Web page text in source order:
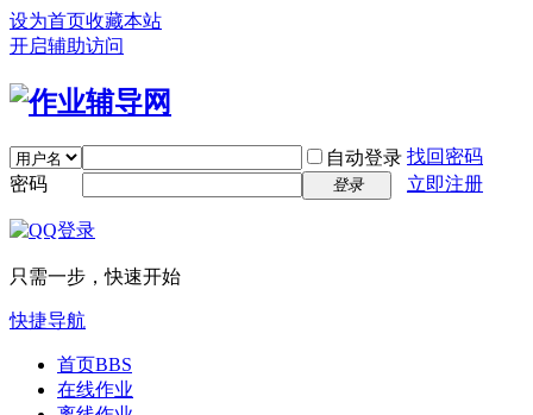
设为首页收藏本站
开启辅助访问
自动登录 找回密码
密码
登录 立即注册
只需一步，快速开始
快捷导航
首页BBS
在线作业